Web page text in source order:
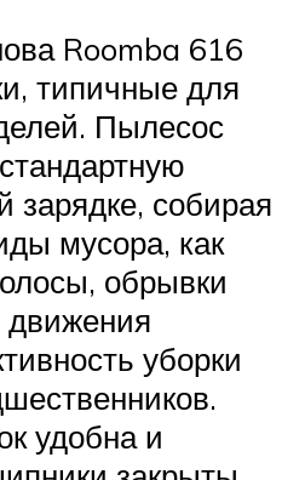
Roomba 616
типичные для
Пылесос
зарядке, собирая
мусора, как
обрывки
движения
уборки
удобна и